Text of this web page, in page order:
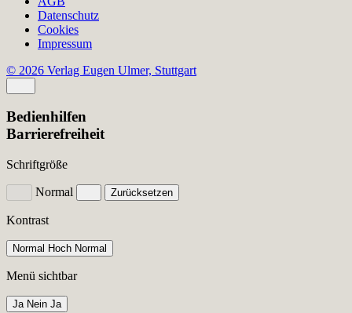
Datenschutz
Cookies
Impressum
© 2026 Verlag Eugen Ulmer, Stuttgart
Bedienhilfen
Barrierefreiheit
Schriftgröße
Normal Zurücksetzen
Kontrast
Normal Hoch Normal
Menü sichtbar
Ja Nein Ja